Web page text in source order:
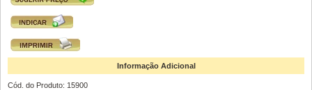
Informação Adicional
Cód. do Produto: 15900